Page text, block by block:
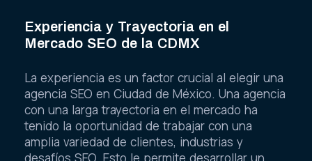
Experiencia y Trayectoria en el
Mercado SEO de la CDMX
La experiencia es un factor crucial al elegir una
agencia SEO en Ciudad de México. Una agencia
con una larga trayectoria en el mercado ha
tenido la oportunidad de trabajar con una
amplia variedad de clientes, industrias y